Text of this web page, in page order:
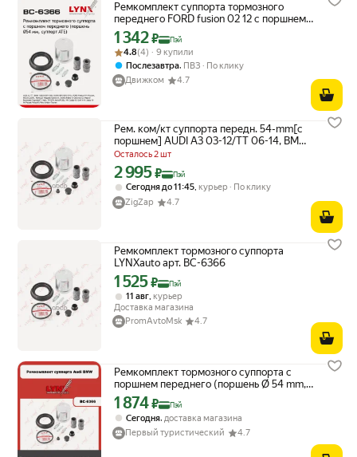
Ремкомплект суппорта тормозного
переднего FORD fusion 02 12 с поршнем
ATE, d 54
Цена с картой Яндекс Пэй 1342 ₽ вместо
1 342₽ Пэй
Рейтинг товара: 4.8 из 5
Оценок: (4) · 9 купили
4.8(4) · 9 купили
Послезавтра, ПВЗ
По клику
Движком
4.7
Рем. ком/кт суппорта передн. 54-mm[с
поршнем] AUDI A3 03-12/TT 06-14, BMW
1(E81/E87/E88) 03-
11/3(E90/E91/E92/E93) 05-11, FORD .
Осталось 2 шт
Цена с картой Яндекс Пэй 2995 ₽ вместо
2 995₽ Пэй
Сегодня до 11:45, курьер
По клику
ZigZap
4.7
Ремкомплект тормозного суппорта
LYNXauto арт. BC-6366
Цена с картой Яндекс Пэй 1525 ₽ вместо
1 525₽ Пэй
11 авг курьер
Доставка магазина
PromAvtoMsk
4.7
Ремкомплект тормозного суппорта с
поршнем переднего (поршень Ø 54 mm,
суппорт ATE) LYNXauto BC-6366. Для: Audi,
Ауди A3 03-12/ TT 06-14, Bmw, БМВ, 1(E
Цена с картой Яндекс Пэй 1874 ₽ вместо
1 874₽ Пэй
Сегодня, доставка магазина
Первый туристический
4.7